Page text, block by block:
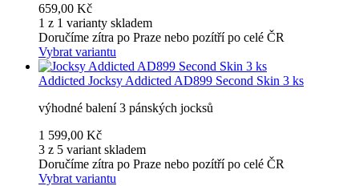
659,00 Kč
1 z 1 varianty skladem
Doručíme zítra po Praze nebo pozítří po celé ČR
Vybrat variantu
Addicted Jocksy Addicted AD899 Second Skin 3 ks
výhodné balení 3 pánských jocksů
1 599,00 Kč
3 z 5 variant skladem
Doručíme zítra po Praze nebo pozítří po celé ČR
Vybrat variantu